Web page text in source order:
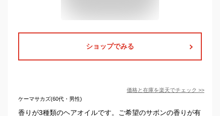
ショップでみる
価格と在庫を楽天でチェック >>
ケーマサカズ(60代・男性)
香りが3種類のヘアオイルです。ご希望のサボンの香りが有